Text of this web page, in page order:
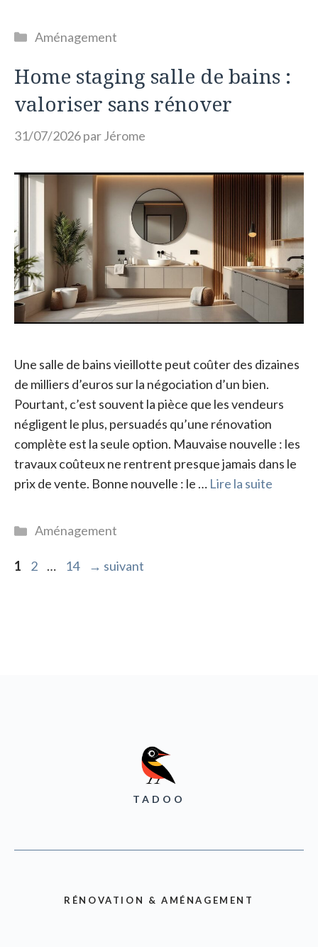
Catégories
Aménagement
Home staging salle de bains :
valoriser sans rénover
31/07/2026parJérome
Une salle de bains vieillotte peut coûter des dizaines
de milliers d’euros sur la négociation d’un bien.
Pourtant, c’est souvent la pièce que les vendeurs
négligent le plus, persuadés qu’une rénovation
complète est la seule option. Mauvaise nouvelle : les
travaux coûteux ne rentrent presque jamais dans le
prix de vente. Bonne nouvelle : le … Lire la suite
Catégories
Aménagement
Page
1 Page
2 … Page
14 → suivant
TADOO
RÉNOVATION & AMÉNAGEMENT